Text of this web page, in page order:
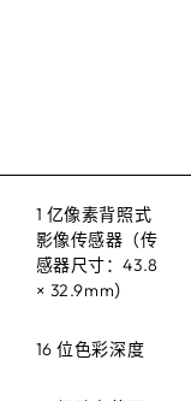
1 亿像素背照式
影像传感器（传
感器尺寸：43.8
× 32.9mm）
16 位色彩深度